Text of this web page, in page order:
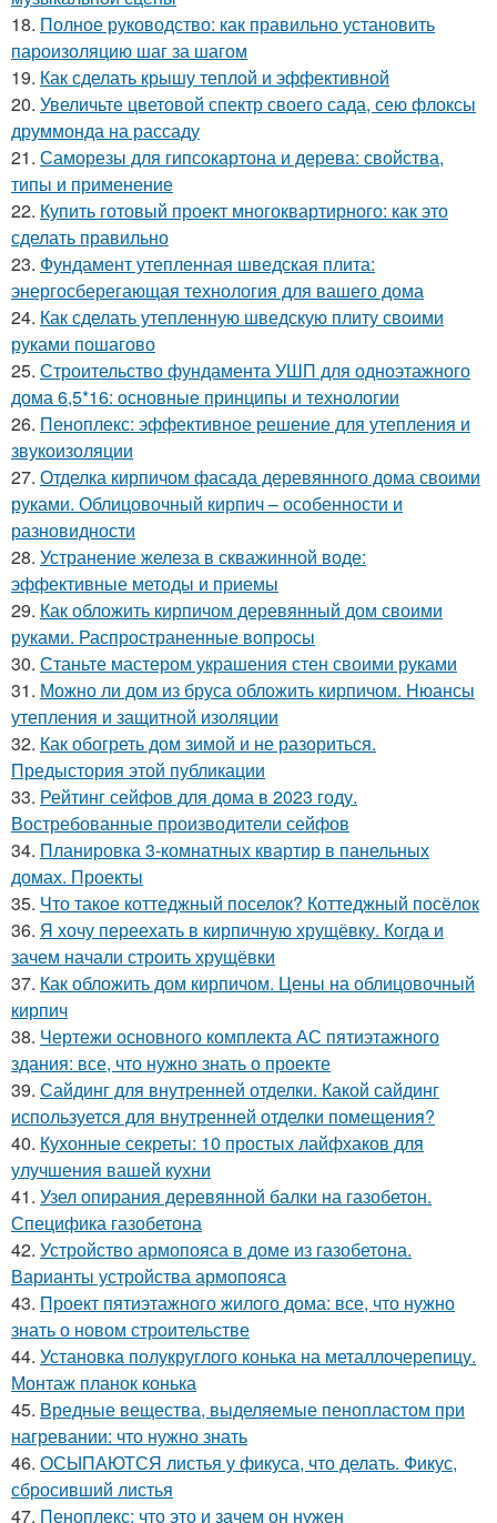
18. Полное руководство: как правильно установить
пароизоляцию шаг за шагом
19. Как сделать крышу теплой и эффективной
20. Увеличьте цветовой спектр своего сада, сею флоксы
друммонда на рассаду
21. Саморезы для гипсокартона и дерева: свойства,
типы и применение
22. Купить готовый проект многоквартирного: как это
сделать правильно
23. Фундамент утепленная шведская плита:
энергосберегающая технология для вашего дома
24. Как сделать утепленную шведскую плиту своими
руками пошагово
25. Строительство фундамента УШП для одноэтажного
дома 6,5*16: основные принципы и технологии
26. Пеноплекс: эффективное решение для утепления и
звукоизоляции
27. Отделка кирпичом фасада деревянного дома своими
руками. Облицовочный кирпич – особенности и
разновидности
28. Устранение железа в скважинной воде:
эффективные методы и приемы
29. Как обложить кирпичом деревянный дом своими
руками. Распространенные вопросы
30. Станьте мастером украшения стен своими руками
31. Можно ли дом из бруса обложить кирпичом. Нюансы
утепления и защитной изоляции
32. Как обогреть дом зимой и не разориться.
Предыстория этой публикации
33. Рейтинг сейфов для дома в 2023 году.
Востребованные производители сейфов
34. Планировка 3-комнатных квартир в панельных
домах. Проекты
35. Что такое коттеджный поселок? Коттеджный посёлок
36. Я хочу переехать в кирпичную хрущёвку. Когда и
зачем начали строить хрущёвки
37. Как обложить дом кирпичом. Цены на облицовочный
кирпич
38. Чертежи основного комплекта АС пятиэтажного
здания: все, что нужно знать о проекте
39. Сайдинг для внутренней отделки. Какой сайдинг
используется для внутренней отделки помещения?
40. Кухонные секреты: 10 простых лайфхаков для
улучшения вашей кухни
41. Узел опирания деревянной балки на газобетон.
Специфика газобетона
42. Устройство армопояса в доме из газобетона.
Варианты устройства армопояса
43. Проект пятиэтажного жилого дома: все, что нужно
знать о новом строительстве
44. Установка полукруглого конька на металлочерепицу.
Монтаж планок конька
45. Вредные вещества, выделяемые пенопластом при
нагревании: что нужно знать
46. ОСЫПАЮТСЯ листья у фикуса, что делать. Фикус,
сбросивший листья
47. Пеноплекс: что это и зачем он нужен